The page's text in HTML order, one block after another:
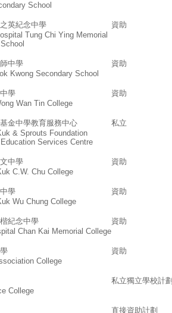
School
英紀念中學
Tung Chi Ying Memorial
資助
中學
Kwong Secondary School
資助
學
Wan Tin College
資助
金中學教育服務中心
& Sprouts Foundation
Services Centre
私立
中學
C.W. Chu College
資助
學
Wu Chung College
資助
紀念中學
Chan Kai Memorial College
資助
College
資助
College
私立獨立學校計劃
直接資助計劃